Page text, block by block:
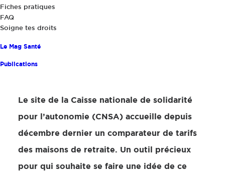
Fiches pratiques
FAQ
Soigne tes droits
Le Mag Santé
Publications
Le site de la Caisse nationale de solidarité
pour l’autonomie (CNSA) accueille depuis
décembre dernier un comparateur de tarifs
des maisons de retraite. Un outil précieux
pour qui souhaite se faire une idée de ce